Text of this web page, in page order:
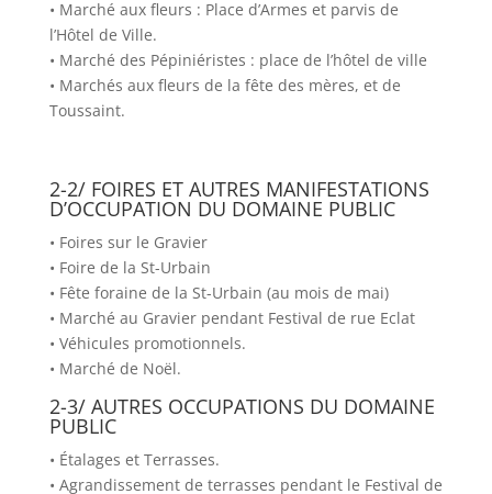
• Marché aux fleurs : Place d’Armes et parvis de
l’Hôtel de Ville.
• Marché des Pépiniéristes : place de l’hôtel de ville
• Marchés aux fleurs de la fête des mères, et de
Toussaint.
2-2/ FOIRES ET AUTRES MANIFESTATIONS
D’OCCUPATION DU DOMAINE PUBLIC
• Foires sur le Gravier
• Foire de la St-Urbain
• Fête foraine de la St-Urbain (au mois de mai)
• Marché au Gravier pendant Festival de rue Eclat
• Véhicules promotionnels.
• Marché de Noël.
2-3/ AUTRES OCCUPATIONS DU DOMAINE
PUBLIC
• Étalages et Terrasses.
• Agrandissement de terrasses pendant le Festival de